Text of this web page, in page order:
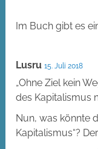
Im Buch gibt es
Lusru 15. Juli 2018
„Ohne Ziel kein
des Kapitalismus
Nun, was könnte
Kapitalismus“?